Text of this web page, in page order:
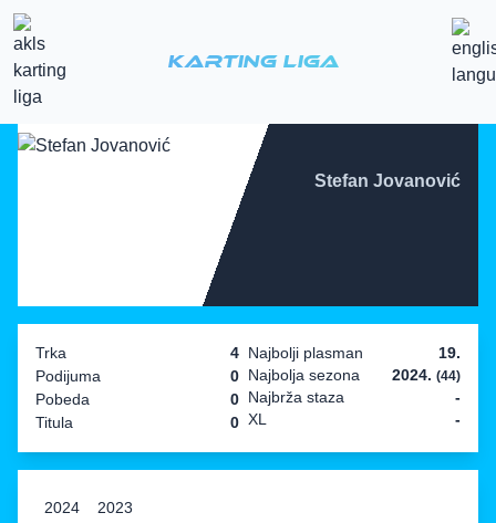
Karting Liga
Stefan Jovanović
Trka
4
Podijuma
0
Pobeda
0
Titula
0
Najbolji plasman
19.
Najbolja sezona
2024. (44)
Najbrža staza
-
XL
-
2024 2023